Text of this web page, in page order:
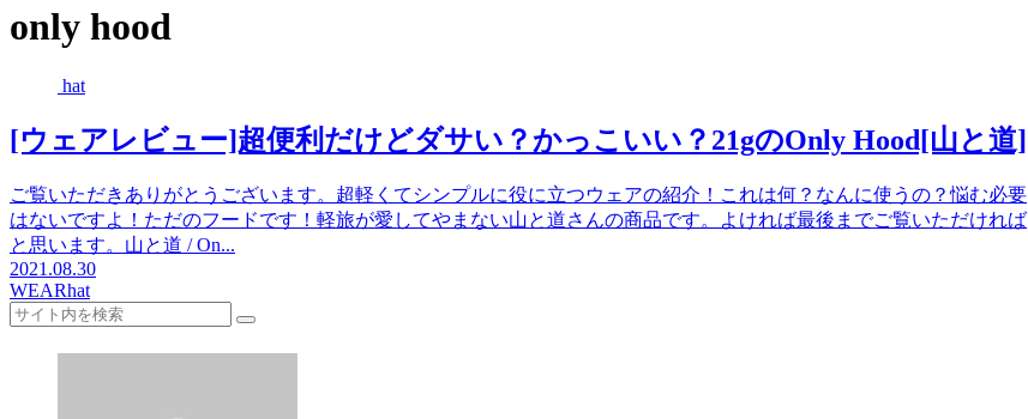
only hood
hat
[ウェアレビュー]超便利だけどダサい？かっこいい？21gのOnly Hood[山と道]
ご覧いただきありがとうございます。超軽くてシンプルに役に立つウェアの紹介！これは何？なんに使うの？悩む必要
はないですよ！ただのフードです！軽旅が愛してやまない山と道さんの商品です。よければ最後までご覧いただければ
と思います。山と道 / On...
2021.08.30
WEARhat